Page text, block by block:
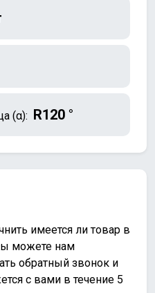
(α): R120 °
имеется ли товар в
можете нам
обратный звонок и
с вами в течение 5